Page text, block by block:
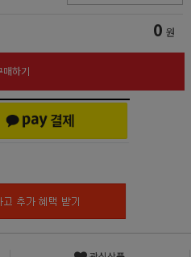
0 원
매하기